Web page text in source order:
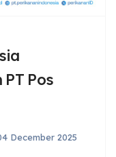
Pos
December 2025